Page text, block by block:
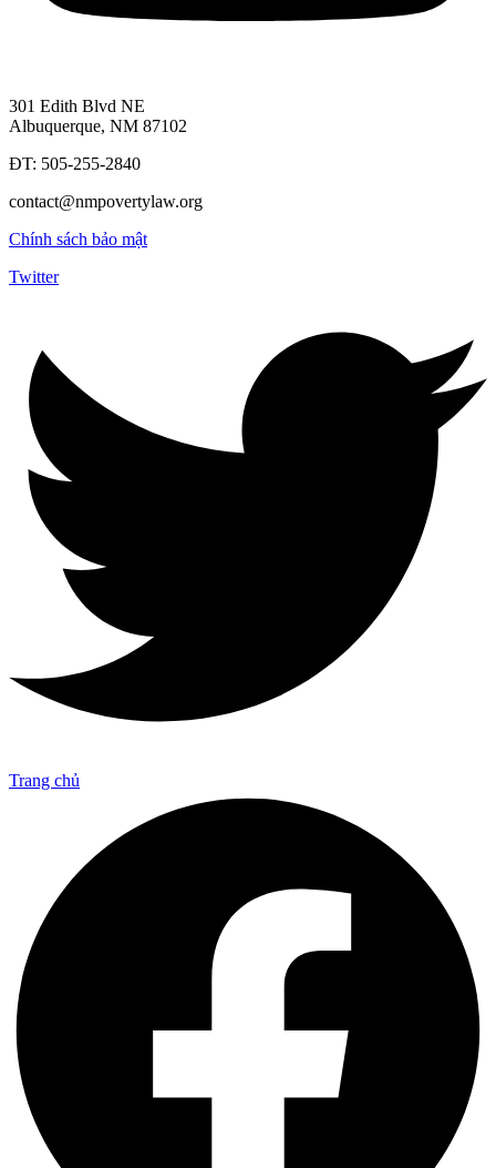
301 Edith Blvd NE
Albuquerque, NM 87102
ĐT: 505-255-2840
contact@nmpovertylaw.org
Chính sách bảo mật
Twitter
Trang chủ